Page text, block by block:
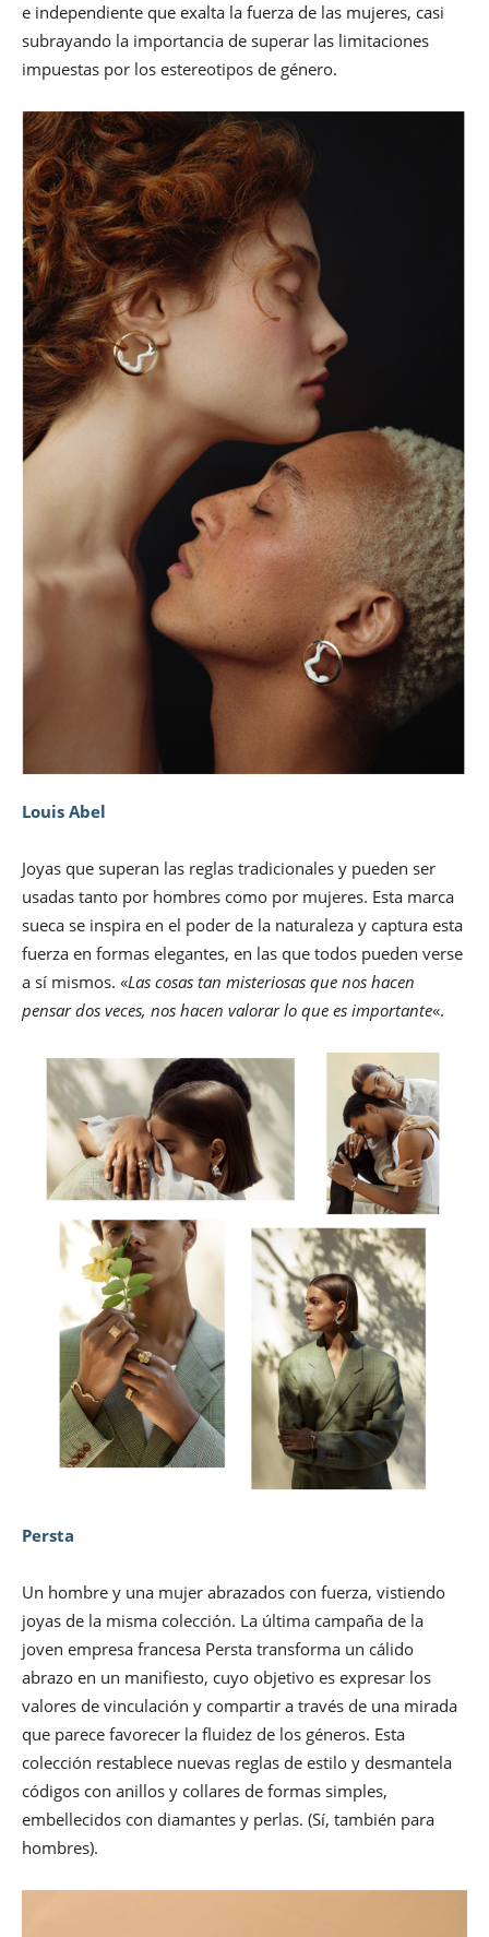
e independiente que exalta la fuerza de las mujeres, casi
subrayando la importancia de superar las limitaciones
impuestas por los estereotipos de género.
Louis Abel
Joyas que superan las reglas tradicionales y pueden ser
usadas tanto por hombres como por mujeres. Esta marca
sueca se inspira en el poder de la naturaleza y captura esta
fuerza en formas elegantes, en las que todos pueden verse
a sí mismos. «Las cosas tan misteriosas que nos hacen
pensar dos veces, nos hacen valorar lo que es importante«.
Persta
Un hombre y una mujer abrazados con fuerza, vistiendo
joyas de la misma colección. La última campaña de la
joven empresa francesa Persta transforma un cálido
abrazo en un manifiesto, cuyo objetivo es expresar los
valores de vinculación y compartir a través de una mirada
que parece favorecer la fluidez de los géneros. Esta
colección restablece nuevas reglas de estilo y desmantela
códigos con anillos y collares de formas simples,
embellecidos con diamantes y perlas. (Sí, también para
hombres).